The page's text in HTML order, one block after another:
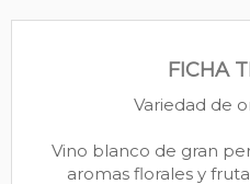
FICHA
Variedad de
Vino blanco de gran
aromas florales y